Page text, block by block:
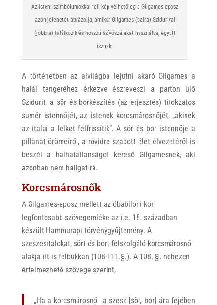
Az isteni szimbólumokkal teli kép vélhetőleg a Gilgames eposz
azon jelenetét ábrázolja, amikor Gilgames (balra) Szidurival
(jobbra) találkozik és hosszú szívószálakat használva, együtt
isznak.
A történetben az alvilágba lejutni akaró Gilgames a
halál tengeréhez érkezve észreveszi a parton ülő
Szidurit, a sör és borkészítés (az erjesztés) titokzatos
sumér istennőjét, az istenek korcsmárosnőjét, „akinek
az italai a lelket felfrissítik”. A sör és bor istennője a
pillanat örömeiről, a rövidre szabott élet élvezetéről is
beszél a halhatatlanságot kereső Gilgamesnek, aki
azonban nem hallgat rá.
Korcsmárosnők
A Gilgames-eposz mellett az óbabiloni kor
legfontosabb szövegemléke az i.e. 18. században
készült Hammurapi törvénygyűjtemény. A
szeszesitalokat, sört és bort felszolgáló korcsmárosnő
alakja itt is felbukkan (108-111.§.). A 108. §. nehezen
értelmezhető szövege szerint,
„Ha a korcsmárosnő a szesz [sör, bor] ára fejében